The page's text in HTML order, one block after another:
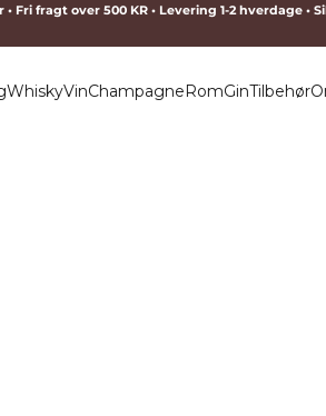
• Fri fragt over 500 KR • Levering 1-2 hverdage •
WhiskyVinChampagneRomGinTilbehør